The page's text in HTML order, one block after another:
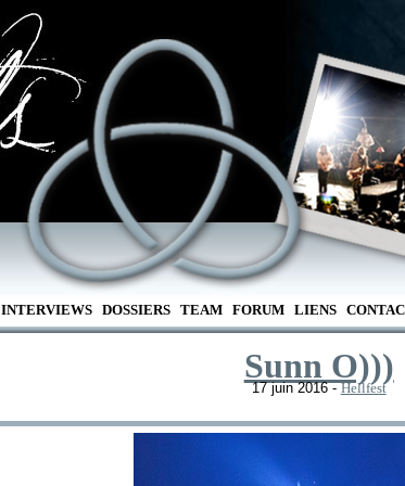
INTERVIEWS DOSSIERS TEAM FORUM LIENS
Sunn O)))
17 juin 2016 -Hellfest